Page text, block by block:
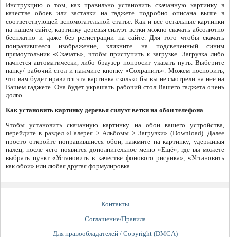
Инструкцию о том, как правильно установить скачанную картинку в
качестве обоев или заставки на гаджете подробно описана выше в
соответствующей вспомогательной статье. Как и все остальные картинки
на нашем сайте, картинку деревья силуэт ветки можно скачать абсолютно
бесплатно и даже без регистрации на сайте. Для того чтобы скачать
понравившееся изображение, кликните на подсвеченный синим
прямоугольник «Скачать», чтобы приступить к загрузке. Загрузка либо
начнется автоматически, либо браузер попросит указать путь. Выберите
папку/ рабочий стол и нажмите кнопку «Сохранить». Можем поспорить,
что вам будет нравится эта картинка сколько бы вы не смотрели на нее на
Вашем гаджете. Она будет украшать рабочий стол Вашего гаджета очень
долго.
Как установить картинку деревья силуэт ветки на обои телефона
Чтобы установить скачанную картинку на обои вашего устройства,
перейдите в раздел «Галерея > Альбомы > Загрузки» (Download). Далее
просто откройте понравившиеся обои, нажмите на картинку, удерживая
палец, после чего появится дополнительное меню «Ещё», где вы можете
выбрать пункт «Установить в качестве фонового рисунка», «Установить
как обои» или любая другая формулировка.
Контакты
Соглашение/Правила
Для правообладателей / Copyright (DMCA)